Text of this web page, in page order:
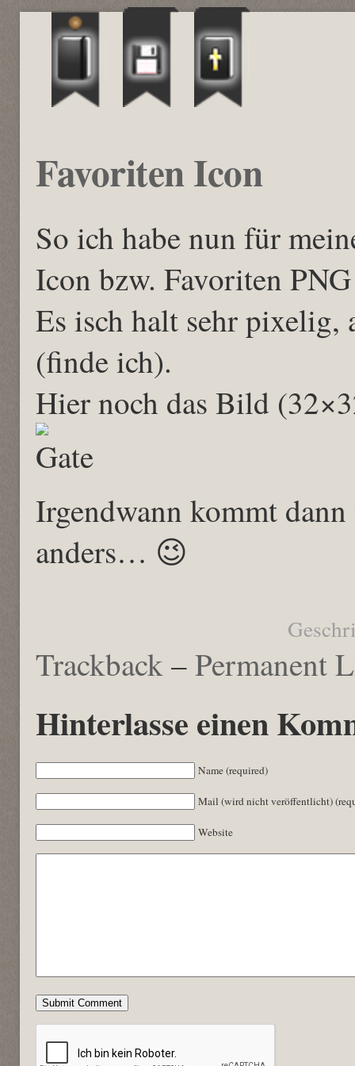
Favoriten Icon
So ich habe nun für
Icon bzw. Favoriten
Es isch halt sehr pixelig,
(finde ich).
Hier noch das Bild
Irgendwann kommt
anders… 😉
Trackback–Permanent
Hinterlasse einen
Name (required)
Mail (wird nicht veröffentlicht)
Website